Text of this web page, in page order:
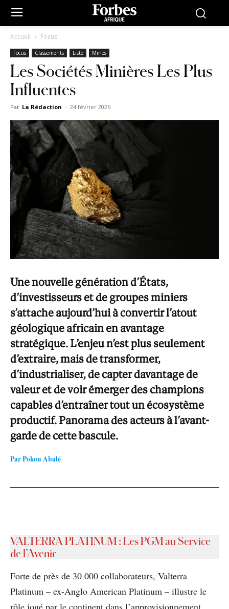
Accueil Focus
Focus Classements Liste Mines
Les Sociétés Minières Les Plus
Influentes
Par La Rédaction - 24 février 2026
Une nouvelle génération d’États,
d’investisseurs et de groupes miniers
s’attache aujourd’hui à convertir l’atout
géologique africain en avantage
stratégique. L’enjeu n’est plus seulement
d’extraire, mais de transformer,
d’industrialiser, de capter davantage de
valeur et de voir émerger des champions
capables d’entraîner tout un écosystème
productif. Panorama des acteurs à l’avant-
garde de cette bascule.
Par Pokou Abalé
VALTERRA PLATINUM : Les PGM au Service
de l’Avenir
Forte de près de 30 000 collaborateurs, Valterra
Platinum – ex-Anglo American Platinum – illustre le
rôle joué par le continent dans l’approvisionnement